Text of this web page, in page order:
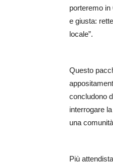
porteremo
e giusta:
locale”.
Questo
concludono
interrogare
una
Più